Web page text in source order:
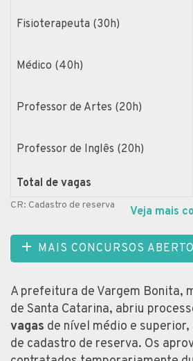
Fisioterapeuta (30h)
Médico (40h)
Professor de Artes (20h)
Professor de Inglês (20h)
Total de vagas
CR: Cadastro de reserva Veja mais
MAIS CONCURSOS
A prefeitura de Vargem Bonita,
de Santa Catarina, abriu
vagas de nível médio e
de cadastro de reserva. Os